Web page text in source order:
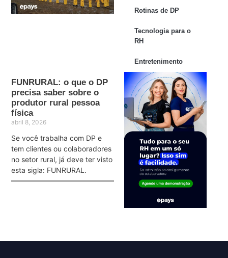
FUNRURAL: o que o DP
precisa saber sobre o
produtor rural pessoa
física
abril 8, 2026
Se você trabalha com DP e
tem clientes ou colaboradores
no setor rural, já deve ter visto
esta sigla: FUNRURAL.
Rotinas de DP
Tecnologia para o
RH
Entretenimento